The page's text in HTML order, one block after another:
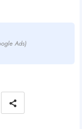
Ads)